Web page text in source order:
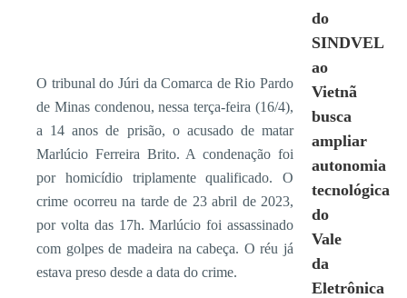
O tribunal do Júri da Comarca de Rio Pardo
de Minas condenou, nessa terça-feira (16/4),
a 14 anos de prisão, o acusado de matar
Marlúcio Ferreira Brito. A condenação foi
por homicídio triplamente qualificado. O
crime ocorreu na tarde de 23 abril de 2023,
por volta das 17h. Marlúcio foi assassinado
com golpes de madeira na cabeça. O réu já
estava preso desde a data do crime.
do
SINDVEL
ao
Vietnã
busca
ampliar
autonomia
tecnológica
do
Vale
da
Eletrônica